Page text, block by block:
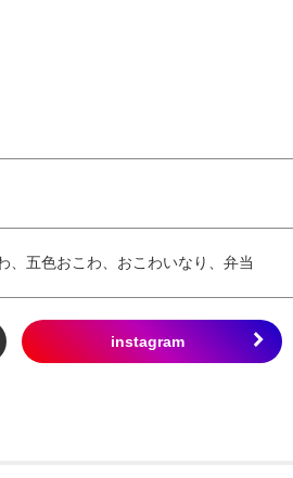
、五色おこわ、おこわいなり、弁当